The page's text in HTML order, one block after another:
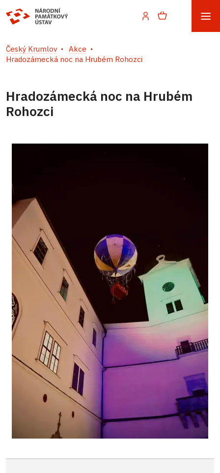
Český Krumlov
Akce
Hradozámecká noc na Hrubém Rohozci
Hradozámecká noc na Hrubém
Rohozci